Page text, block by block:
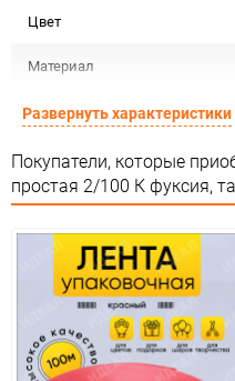
Цвет
Материал
Срок годности
Страна изготовителя
Сертификация
Особые условия
Развернуть характеристики
Покупатели, которые
простая 2/100 К фуксия,